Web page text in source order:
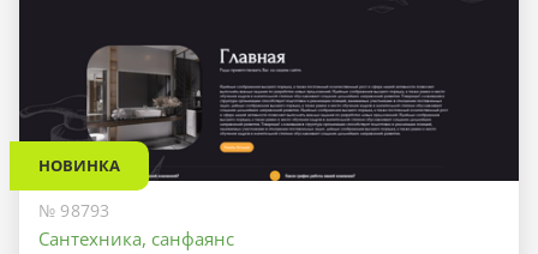
НОВИНКА
№ 98793
Сантехника, санфаянс